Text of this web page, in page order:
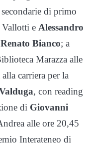
di primo
Vallotti e Alessandro
Renato Bianco; a
Marazza alle
carriera per la
, con reading
di Giovanni
alle ore 20,45
Interateneo di